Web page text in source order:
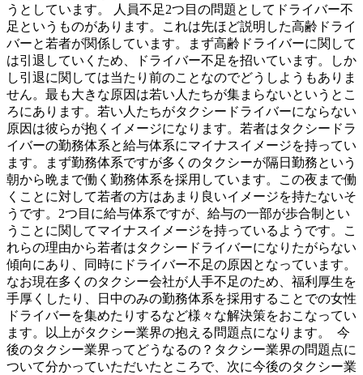
うとしています。 人員不足2つ目の問題としてドライバー不
足というものがあります。これは先ほど説明した高齢ドライ
バーと若者が関係しています。まず高齢ドライバーに関して
は引退していくため、ドライバー不足を招いています。しか
し引退に関しては当たり前のことなのでどうしようもありま
せん。最も大きな原因は若い人たちが集まらないというとこ
ろにあります。若い人たちがタクシードライバーにならない
原因は彼らが抱くイメージになります。若者はタクシードラ
イバーの勤務体系と給与体系にマイナスイメージを持ってい
ます。まず勤務体系ですが多くのタクシーが隔日勤務という
朝から晩まで働く勤務体系を採用しています。この夜まで働
くことに対して若者の方はあまり良いイメージを持たないそ
うです。2つ目に給与体系ですが、給与の一部が歩合制とい
うことに関してマイナスイメージを持っているようです。こ
れらの理由から若者はタクシードライバーになりたがらない
傾向にあり、同時にドライバー不足の原因となっています。
なお現在多くのタクシー会社が人手不足のため、福利厚生を
手厚くしたり、日中のみの勤務体系を採用することでの女性
ドライバーを集めたりするなど様々な解決策をおこなってい
ます。以上がタクシー業界の抱える問題点になります。 今
後のタクシー業界ってどうなるの？タクシー業界の問題点に
ついて分かっていただいたところで、次に今後のタクシー業